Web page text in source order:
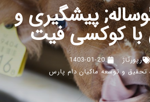
پیشگیری و
با کوکسی فیت
رپورتاژ
1403-01-20
تحقیق و توسعه ماکیان دام پارس